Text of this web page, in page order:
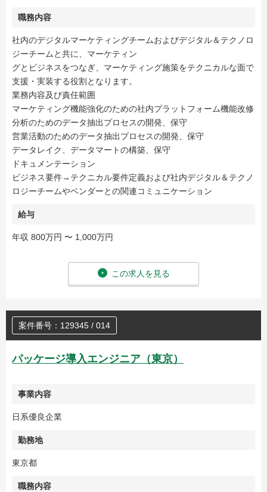
職務内容
社内のデジタルマーケティングチームおよびデジタル＆テクノロ
ジーチームと共に、マーケティン
グとビジネスをつなぎ、マーケティング施策をテクニカルな面で
支援・実装する役割となります。
業務内容及び責任範囲
マーケティング機能強化のための社内プラットフォーム機能改修
分析のためのデータ抽出プロセスの開発、保守
営業活動のためのデータ抽出プロセスの開発、保守
データレイク、データマートの構築、保守
ドキュメンテーション
ビジネス要件→テクニカル要件定義および社内デジタル＆テクノ
ロジーチームやベンダーとの関連コミュニケーション
給与
年収 800万円 〜 1,000万円
この求人を見る
案件番号：129345 / 014
パッケージ導入エンジニア（東京）
事業内容
日系優良企業
勤務地
東京都
職務内容